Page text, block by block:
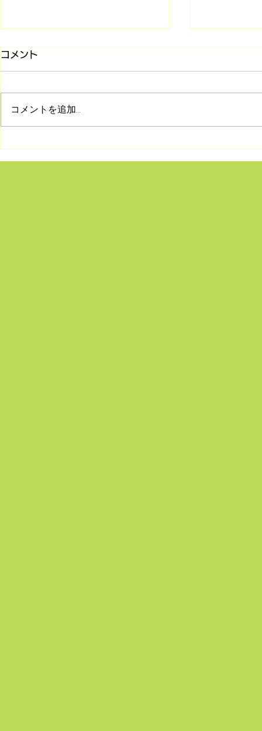
8/2 シリーズ「旧約聖書との
7/26 マタ
コメント
コメントを追加…